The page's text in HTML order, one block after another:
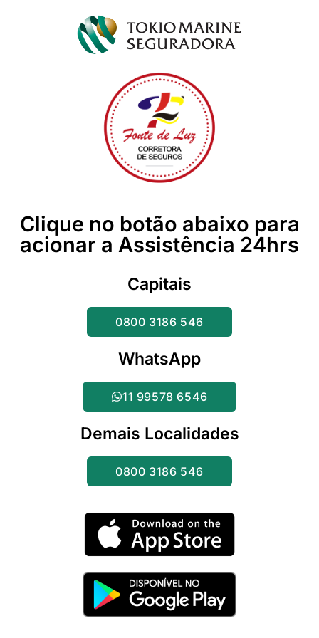
Clique no botão abaixo para
acionar a Assistência 24hrs
Capitais
0800 3186 546
WhatsApp
11 99578 6546
Demais Localidades
0800 3186 546